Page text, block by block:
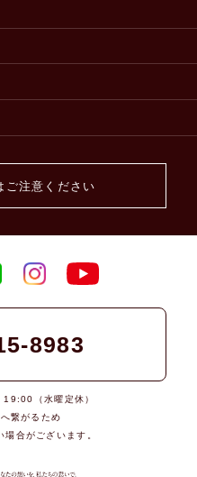
ご注意ください
8983
（水曜定休）
繋がるため
合がございます。